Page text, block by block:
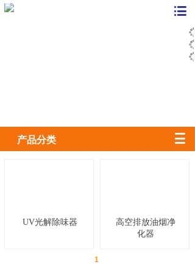
产品分类
UV光解除味器
高空排放油烟净
化器
1